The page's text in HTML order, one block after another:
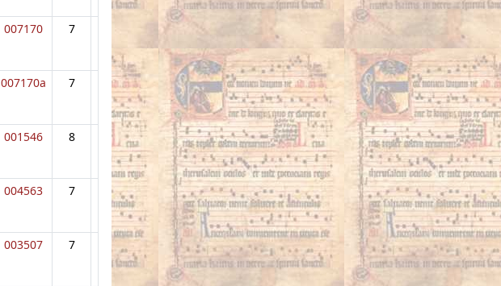
007170 7
007170a 7
001546 8
004563 7
003507 7